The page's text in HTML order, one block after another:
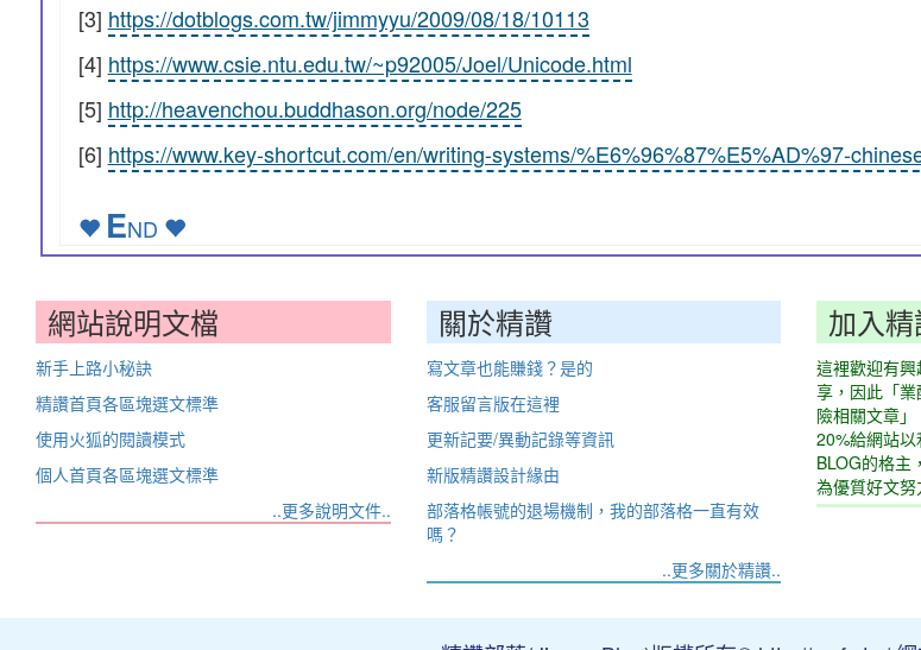
[3] https://dotblogs.com.tw/jimmyyu/2009/08/18/10113
[4] https://www.csie.ntu.edu.tw/~p92005/Joel/Unicode.html
[5] http://heavenchou.buddhason.org/node/225
[6] https://www.key-shortcut.com/en/writing-systems/%E6%96%87%E5%AD%97-
END
網站說明文檔
新手上路小秘訣
精讚首頁各區塊選文標準
使用火狐的閱讀模式
個人首頁各區塊選文標準
..更多說明文件..
關於精讚
寫文章也能賺錢？是的
客服留言版在這裡
更新記要/異動記錄等資訊
新版精讚設計緣由
部落格帳號的退場機制，我的部落格一直有效
嗎？
..更多關於精讚..
加入
這裡歡迎有
享，因此「
險相關文章
20%給網站
BLOG的格主
為優質好文努